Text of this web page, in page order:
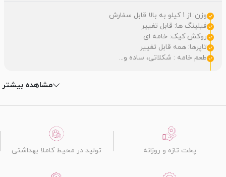
وزن: از 1 کیلو به بالا قابل سفارش
فیلینگ ها: قابل تغییر
روکش کیک: خامه ای
تاپرها: همه قابل تغییر
طعم خامه : شکلاتی، ساده و...
مشاهده بیشتر
پخت تازه و روزانه تولید در محیط کاملا بهداشتی